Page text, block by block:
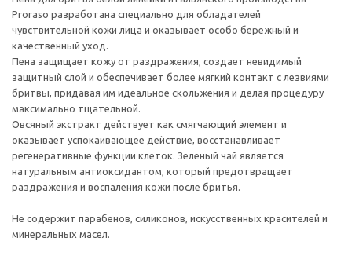
Proraso разработана специально для обладателей
чувствительной кожи лица и оказывает особо бережный и
качественный уход.
Пена защищает кожу от раздражения, создает невидимый
защитный слой и обеспечивает более мягкий контакт с лезвиями
бритвы, придавая им идеальное скольжения и делая процедуру
максимально тщательной.
Овсяный экстракт действует как смягчающий элемент и
оказывает успокаивающее действие, восстанавливает
регенеративные функции клеток. Зеленый чай является
натуральным антиоксидантом, который предотвращает
раздражения и воспаления кожи после бритья.
Не содержит парабенов, силиконов, искусственных красителей и
минеральных масел.